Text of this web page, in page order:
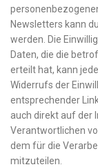
Newsletters kann
werden. Die
Daten, die die
erteilt hat, kann
Widerrufs der
entsprechender
auch direkt auf der
Verantwortlichen
dem für die
mitzuteilen.